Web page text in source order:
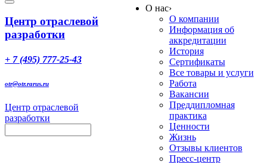
Toggle
Центр отраслевой
разработки
+ 7 (495) 777-25-43
otr@otr.rarus.ru
Центр отраслевой
разработки
О нас›
О компании
Информация об
аккредитации
История
Сертификаты
Все товары и услуги
Работа
Вакансии
Преддипломная
практика
Ценности
Жизнь
Отзывы клиентов
Пресс-центр